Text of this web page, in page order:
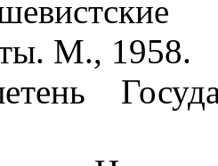
М., 1958.